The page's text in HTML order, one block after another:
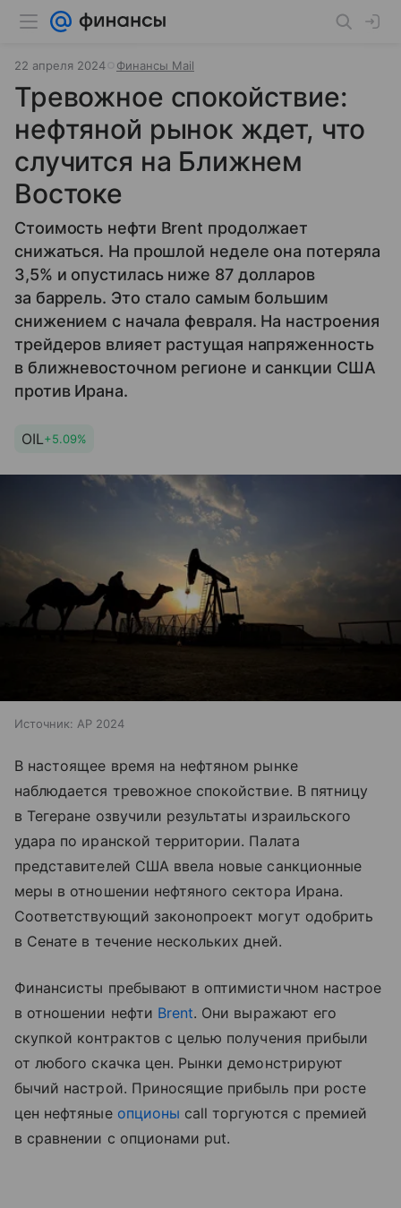
22 апреля 2024 Финансы Mail
Тревожное спокойствие:
нефтяной рынок ждет, что
случится на Ближнем
Востоке
Стоимость нефти Brent продолжает
снижаться. На прошлой неделе она потеряла
3,5% и опустилась ниже 87 долларов
за баррель. Это стало самым большим
снижением с начала февраля. На настроения
трейдеров влияет растущая напряженность
в ближневосточном регионе и санкции США
против Ирана.
OIL+5.09%
Источник: AP 2024
В настоящее время на нефтяном рынке
наблюдается тревожное спокойствие. В пятницу
в Тегеране озвучили результаты израильского
удара по иранской территории. Палата
представителей США ввела новые санкционные
меры в отношении нефтяного сектора Ирана.
Соответствующий законопроект могут одобрить
в Сенате в течение нескольких дней.
Финансисты пребывают в оптимистичном настрое
в отношении нефти Brent. Они выражают его
скупкой контрактов с целью получения прибыли
от любого скачка цен. Рынки демонстрируют
бычий настрой. Приносящие прибыль при росте
цен нефтяные опционы call торгуются с премией
в сравнении с опционами put.